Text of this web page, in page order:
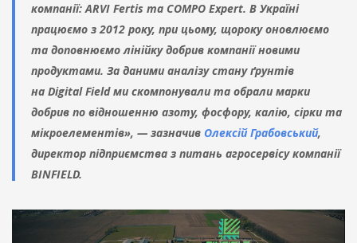
компанії: ARVI Fertis та COMPO Expert. В Україні
працюємо з 2012 року, при цьому, щороку оновлюємо
та доповнюємо лінійку добрив компанії новими
продуктами. За даними аналізу стану ґрунтів
на Digital Field ми скомпонували та обрали марки
добрив по відношенню азоту, фосфору, калію, сірки та
мікроелементів», — зазначив Олексій Грабовський,
директор підприємства з питань агросервісу компанії
BINFIELD.